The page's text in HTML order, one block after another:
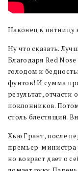
Наконец в пятницу
Ну что сказать.
Благодаря Red
голодом и
фунтов! И сумма
результат,
поклонников.
столь блестящий.
Хью Грант, после
премьер-министра
но возраст дает о